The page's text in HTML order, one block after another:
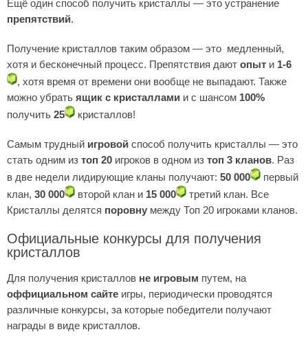
Ещё один способ получить кристаллы — это устранение
препятствий.
Получение кристаллов таким образом — это медленный,
хотя и бесконечный процесс. Препятствия дают опыт и 1-6
, хотя время от времени они вообще не выпадают. Также
можно убрать ящик с кристаллами и с шансом 100%
получить 25 кристаллов!
Самым трудный игровой способ получить кристаллы — это
стать одним из тoп 20 игроков в одном из тoп 3 кланов. Раз
в две недели лидирующие кланы получают: 50 000
первый
клан, 30 000 второй клан и 15 000
третий клан. Все
Кристаллы делятся поровну между Топ 20 игроками кланов.
Официальные конкурсы для получения
кристаллов
Для получения кристаллов не игровым путем, на
оффициальном сайте игры, периодически проводятся
различные конкурсы, за которые победители получают
награды в виде кристаллов.